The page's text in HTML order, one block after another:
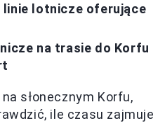
linie lotnicze oferujące
na trasie do Korfu
słonecznym Korfu,
ile czasu zajmuje